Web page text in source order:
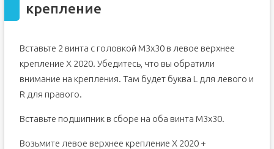
крепление
Вставьте 2 винта с головкой M3x30 в левое верхнее
крепление X 2020. Убедитесь, что вы обратили
внимание на крепления. Там будет буква L для левого и
R для правого.
Вставьте подшипник в сборе на оба винта M3x30.
Возьмите левое верхнее крепление X 2020 +